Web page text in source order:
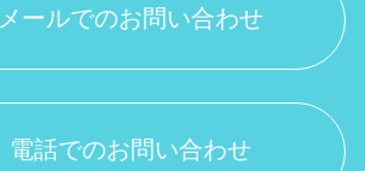
メールでのお問い合わせ
電話でのお問い合わせ